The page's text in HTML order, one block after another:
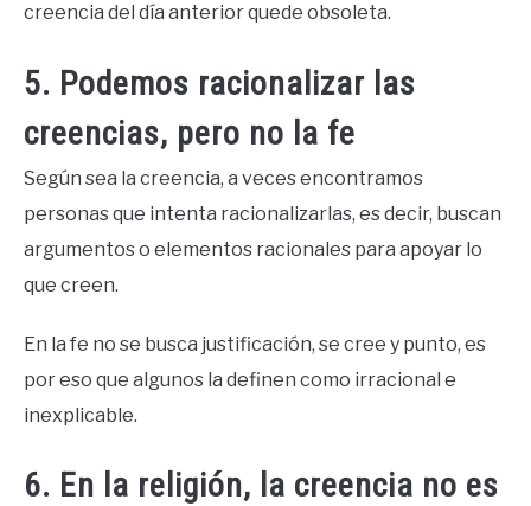
creencia del día anterior quede obsoleta.
5. Podemos racionalizar las
creencias, pero no la fe
Según sea la creencia, a veces encontramos
personas que intenta racionalizarlas, es decir, buscan
argumentos o elementos racionales para apoyar lo
que creen.
En la fe no se busca justificación, se cree y punto, es
por eso que algunos la definen como irracional e
inexplicable.
6. En la religión, la creencia no es